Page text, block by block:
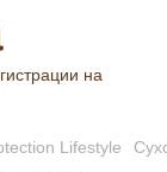
на
Lifestyle